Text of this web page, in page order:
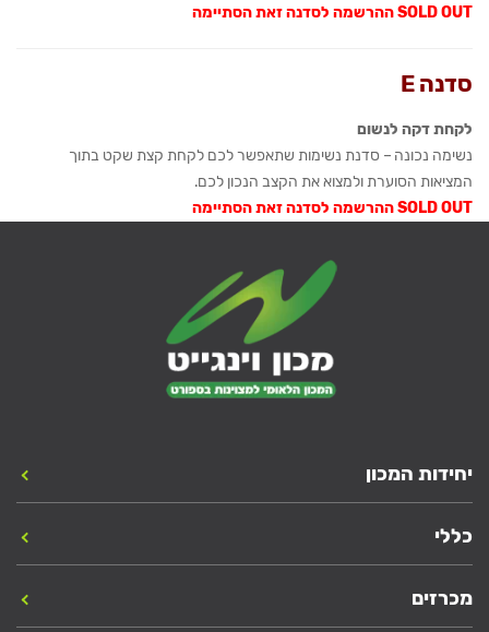
SOLD OUT ההרשמה לסדנה זאת הסתיימה
סדנה E
לקחת דקה לנשום
נשימה נכונה – סדנת נשימות שתאפשר לכם לקחת קצת שקט בתוך
המציאות הסוערת ולמצוא את הקצב הנכון לכם.
SOLD OUT ההרשמה לסדנה זאת הסתיימה
יחידות המכון
כללי
מכרזים